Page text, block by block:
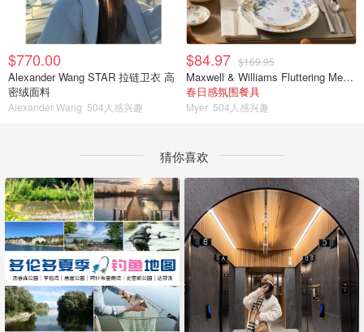
$770.00
Alexander Wang STAR 拉链卫衣 高
密绒面料
Alexander Wang 504人感兴趣
$84.97 $169.95
Maxwell & Williams Fluttering Meadow 12件餐具套装
春日感氛围餐具
Myer 504人感兴趣
猜你喜欢